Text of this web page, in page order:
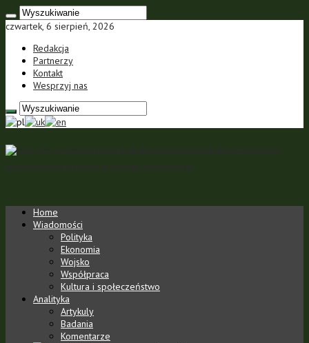
czwartek, 6 sierpień, 2026
Redakcja
Partnerzy
Kontakt
Wesprzyj nas
Home
Wiadomości
Polityka
Ekonomia
Wojsko
Współpraca
Kultura i społeczeństwo
Analityka
Artykuly
Badania
Komentarze